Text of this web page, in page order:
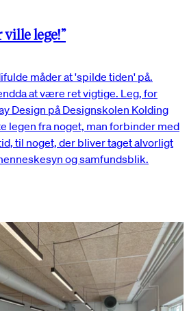
ville lege!”
måder at 'spilde tiden' på.
at være ret vigtige. Leg, for
Design på Designskolen Kolding
legen fra noget, man forbinder med
til noget, der bliver taget alvorligt
og samfundsblik.